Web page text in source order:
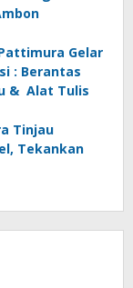
Gelar
: Berantas
& Alat Tulis
Tinjau
Tekankan